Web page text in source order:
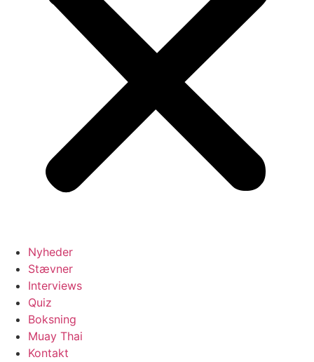
Nyheder
Stævner
Interviews
Quiz
Boksning
Muay Thai
Kontakt